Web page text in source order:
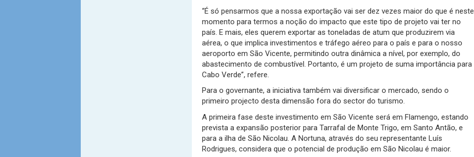
“É só pensarmos que a nossa exportação vai ser dez vezes maior do que é neste
momento para termos a noção do impacto que este tipo de projeto vai ter no
país. E mais, eles querem exportar as toneladas de atum que produzirem via
aérea, o que implica investimentos e tráfego aéreo para o país e para o nosso
aeroporto em São Vicente, permitindo outra dinâmica a nível, por exemplo, do
abastecimento de combustível. Portanto, é um projeto de suma importância para
Cabo Verde”, refere.
Para o governante, a iniciativa também vai diversificar o mercado, sendo o
primeiro projecto desta dimensão fora do sector do turismo.
A primeira fase deste investimento em São Vicente será em Flamengo, estando
prevista a expansão posterior para Tarrafal de Monte Trigo, em Santo Antão, e
para a ilha de São Nicolau. A Nortuna, através do seu representante Luís
Rodrigues, considera que o potencial de produção em São Nicolau é maior.